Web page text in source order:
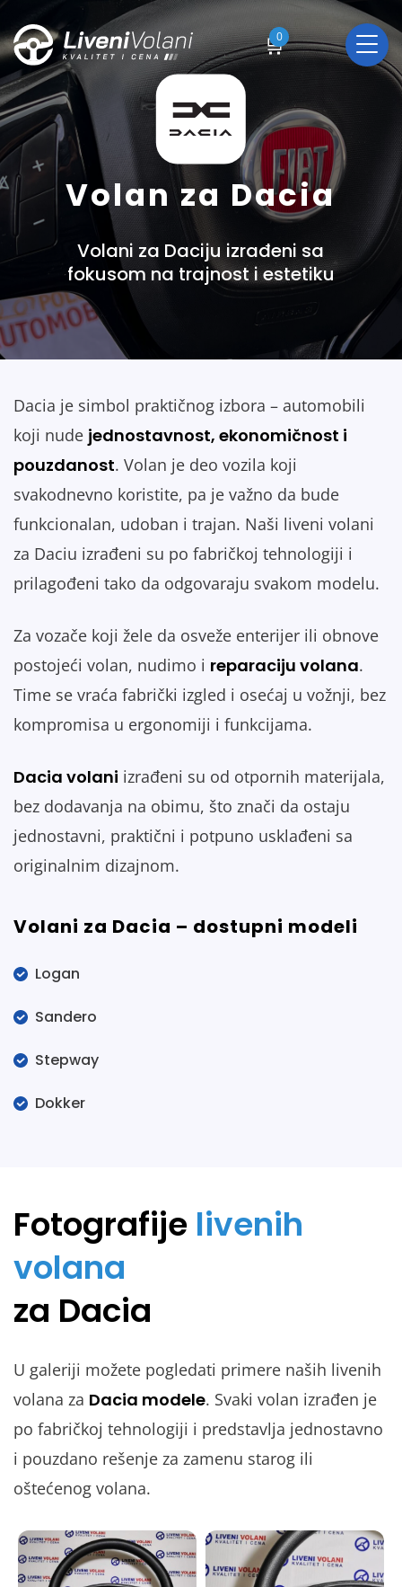
🛒
0
Volan za Dacia
Volani za Daciju izrađeni sa
fokusom na trajnost i estetiku
Dacia je simbol praktičnog izbora – automobili
koji nude jednostavnost, ekonomičnost i
pouzdanost. Volan je deo vozila koji
svakodnevno koristite, pa je važno da bude
funkcionalan, udoban i trajan. Naši liveni volani
za Daciu izrađeni su po fabričkoj tehnologiji i
prilagođeni tako da odgovaraju svakom modelu.
Za vozače koji žele da osveže enterijer ili obnove
postojeći volan, nudimo i reparaciju volana.
Time se vraća fabrički izgled i osećaj u vožnji, bez
kompromisa u ergonomiji i funkcijama.
Dacia volani izrađeni su od otpornih materijala,
bez dodavanja na obimu, što znači da ostaju
jednostavni, praktični i potpuno usklađeni sa
originalnim dizajnom.
Volani za Dacia – dostupni modeli
Logan
Sandero
Stepway
Dokker
Fotografije livenih
volana
za Dacia
U galeriji možete pogledati primere naših livenih
volana za Dacia modele. Svaki volan izrađen je
po fabričkoj tehnologiji i predstavlja jednostavno
i pouzdano rešenje za zamenu starog ili
oštećenog volana.